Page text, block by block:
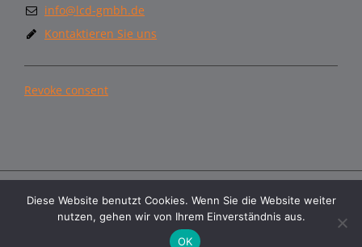
info@lcd-gmbh.de
Kontaktieren Sie uns
Revoke consent
Copyright © LCD GmbH
Datenschutzerklärung
Impressum
Diese Website benutzt Cookies. Wenn Sie die Website weiter
nutzen, gehen wir von Ihrem Einverständnis aus.
OK